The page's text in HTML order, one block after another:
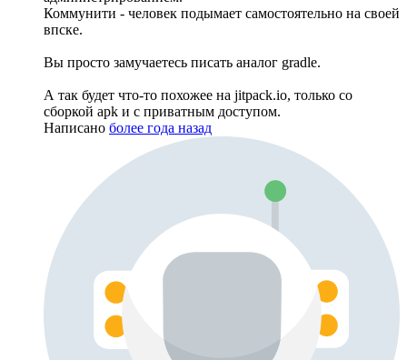
Коммунити - человек подымает самостоятельно на своей
впске.
Вы просто замучаетесь писать аналог gradle.
А так будет что-то похожее на jitpack.io, только со
сборкой apk и с приватным доступом.
Написано более года назад